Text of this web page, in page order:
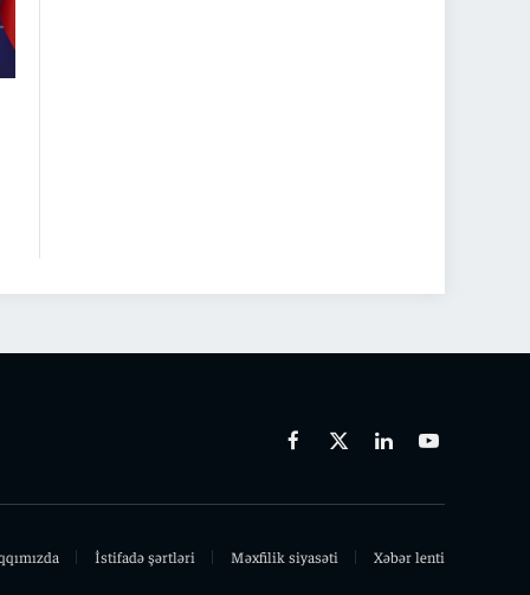
Facebook
X
LinkedinYoutube
İstifadə şərtləri Məxfilik siyasəti Xəbər lenti